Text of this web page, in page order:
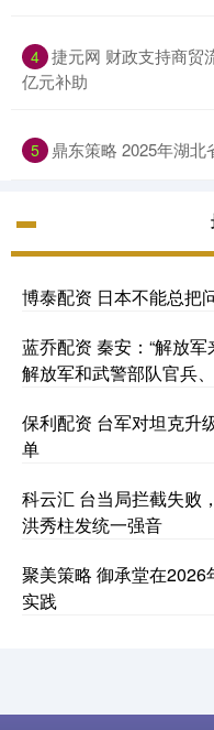
4 捷元网 财政支持商贸
亿元补助
5 鼎东策略 2025年湖北
博泰配资 日本不能总把
蓝乔配资 秦安：“解放军
解放军和武警部队官兵、
保利配资 台军对坦克升
单
科云汇 台当局拦截失败
洪秀柱发统一强音
聚美策略 御承堂在
实践